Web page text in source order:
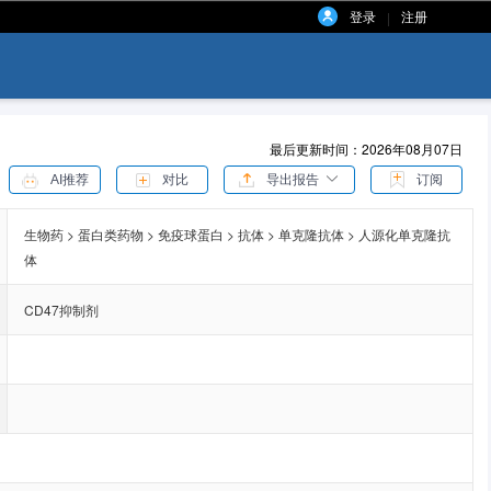
登录 | 注册
最后更新时间：2026年08月07日
AI推荐 对比 导出报告 订阅
生物药 > 蛋白类药物 > 免疫球蛋白 > 抗体 > 单克隆抗体 > 人源化单克隆抗
体
CD47抑制剂